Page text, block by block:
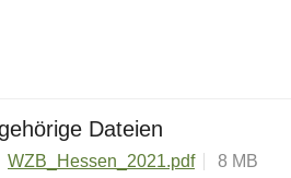
Dateien
WZB_Hessen_2021.pdf 8 MB